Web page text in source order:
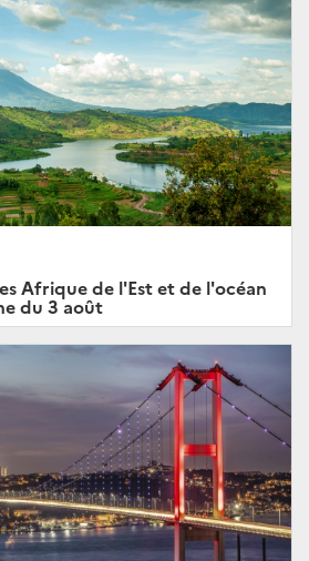
Afrique de l'Est et de l'océan
du 3 août